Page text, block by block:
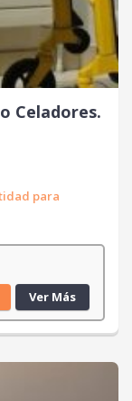
Celadores.
para
Ver Más